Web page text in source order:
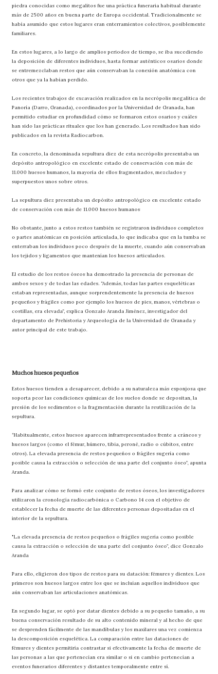
piedra conocidas como megalitos fue una práctica funeraria habitual durante
más de 2500 años en buena parte de Europa occidental. Tradicionalmente se
había asumido que estos lugares eran enterramientos colectivos, posiblemente
familiares.
En estos lugares, a lo largo de amplios periodos de tiempo, se iba sucediendo
la deposición de diferentes individuos, hasta formar auténticos osarios donde
se entremezclaban restos que aún conservaban la conexión anatómica con
otros que ya la habían perdido.
Los recientes trabajos de excavación realizados en la necrópolis megalítica de
Panoría (Darro, Granada), coordinados por la Universidad de Granada, han
permitido estudiar en profundidad cómo se formaron estos osarios y cuáles
han sido las prácticas rituales que los han generado. Los resultados han sido
publicados en la revista Radiocarbon.
En concreto, la denominada sepultura diez de esta necrópolis presentaba un
depósito antropológico en excelente estado de conservación con más de
11.000 huesos humanos, la mayoría de ellos fragmentados, mezclados y
superpuestos unos sobre otros.
La sepultura diez presentaba un depósito antropológico en excelente estado
de conservación con más de 11.000 huesos humanos
No obstante, junto a estos restos también se registraron individuos completos
o partes anatómicas en posición articulada, lo que indicaba que en la tumba se
enterraban los individuos poco después de la muerte, cuando aún conservaban
los tejidos y ligamentos que mantenían los huesos articulados.
El estudio de los restos óseos ha demostrado la presencia de personas de
ambos sexos y de todas las edades. “Además, todas las partes esqueléticas
estaban representadas, aunque sorprendentemente la presencia de huesos
pequeños y frágiles como por ejemplo los huesos de pies, manos, vértebras o
costillas, era elevada”, explica Gonzalo Aranda Jiménez, investigador del
departamento de Prehistoria y Arqueología de la Universidad de Granada y
autor principal de este trabajo.
Muchos huesos pequeños
Estos huesos tienden a desaparecer, debido a su naturaleza más esponjosa que
soporta peor las condiciones químicas de los suelos donde se depositan, la
presión de los sedimentos o la fragmentación durante la reutilización de la
sepultura.
“Habitualmente, estos huesos aparecen infrarrepresentados frente a cráneos y
huesos largos (como el fémur, húmero, tibia, peroné, radio o cúbitos, entre
otros). La elevada presencia de restos pequeños o frágiles sugería como
posible causa la extracción o selección de una parte del conjunto óseo”, apunta
Aranda.
Para analizar cómo se formó este conjunto de restos óseos, los investigadores
utilizaron la cronología radiocarbónica o Carbono 14 con el objetivo de
establecer la fecha de muerte de las diferentes personas depositadas en el
interior de la sepultura.
"La elevada presencia de restos pequeños o frágiles sugería como posible
causa la extracción o selección de una parte del conjunto óseo”, dice Gonzalo
Aranda
Para ello, eligieron dos tipos de restos para su datación: fémures y dientes. Los
primeros son huesos largos entre los que se incluían aquellos individuos que
aún conservaban las articulaciones anatómicas.
En segundo lugar, se optó por datar dientes debido a su pequeño tamaño, a su
buena conservación resultado de su alto contenido mineral y al hecho de que
se desprenden fácilmente de las mandíbulas y los maxilares una vez comienza
la descomposición esquelética. La comparación entre las dataciones de
fémures y dientes permitiría contrastar si efectivamente la fecha de muerte de
las personas a las que pertenecían era similar o si en cambio pertenecían a
eventos funerarios diferentes y distantes temporalmente entre sí.